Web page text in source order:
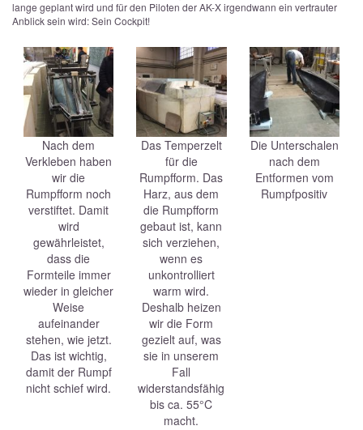
lange geplant wird und für den Piloten der AK-X irgendwann ein vertrauter
Anblick sein wird: Sein Cockpit!
Nach dem
Verkleben haben
wir die
Rumpfform noch
verstiftet. Damit
wird
gewährleistet,
dass die
Formteile immer
wieder in gleicher
Weise
aufeinander
stehen, wie jetzt.
Das ist wichtig,
damit der Rumpf
nicht schief wird.
Das Temperzelt
für die
Rumpfform. Das
Harz, aus dem
die Rumpfform
gebaut ist, kann
sich verziehen,
wenn es
unkontrolliert
warm wird.
Deshalb heizen
wir die Form
gezielt auf, was
sie in unserem
Fall
widerstandsfähig
bis ca. 55°C
macht.
Die Unterschalen
nach dem
Entformen vom
Rumpfpositiv